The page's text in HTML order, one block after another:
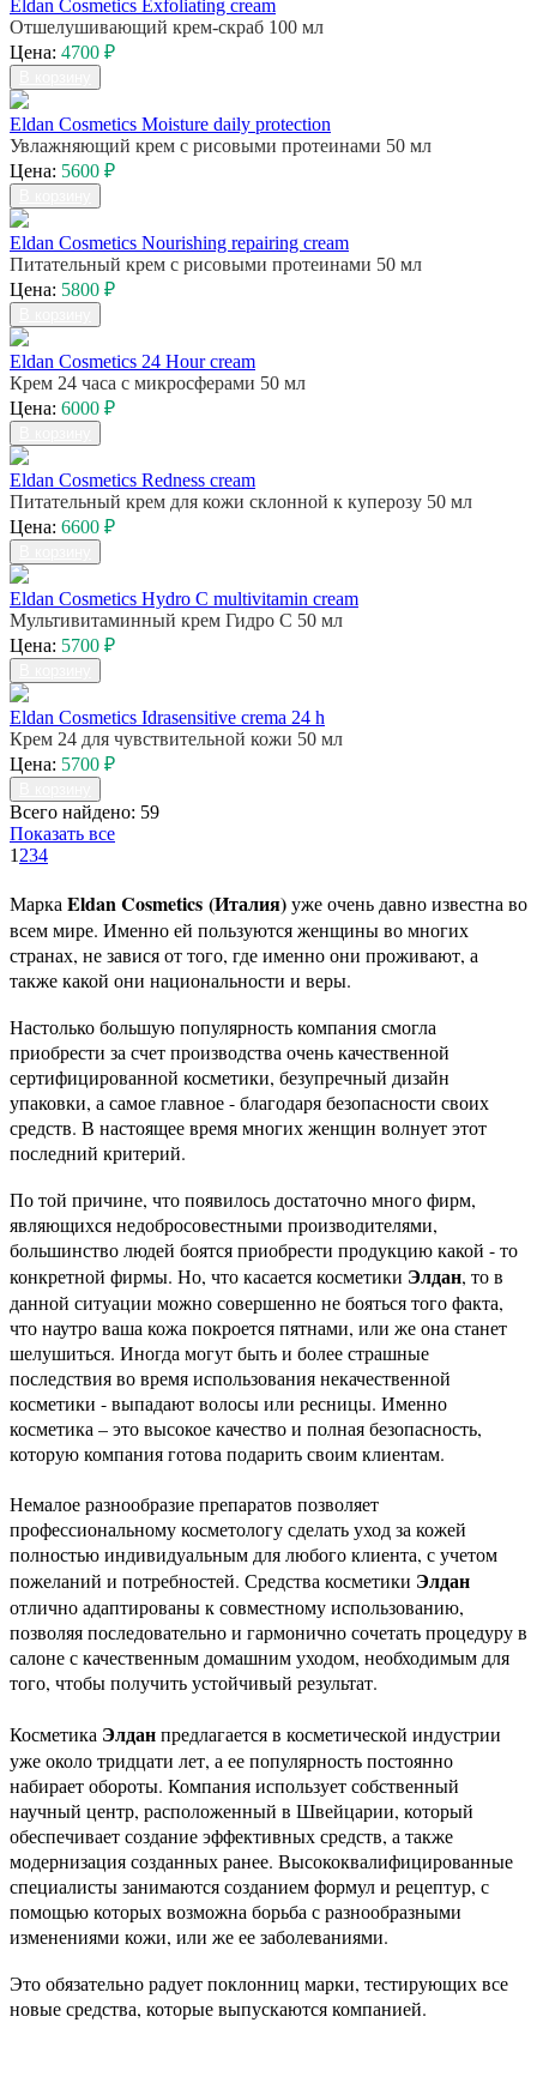
Eldan Cosmetics Exfoliating cream
Отшелушивающий крем-скраб 100 мл
Цена: 4700 ₽
Eldan Cosmetics Moisture daily protection
Увлажняющий крем с рисовыми протеинами 50 мл
Цена: 5600 ₽
Eldan Cosmetics Nourishing repairing cream
Питательный крем с рисовыми протеинами 50 мл
Цена: 5800 ₽
Eldan Cosmetics 24 Hour cream
Крем 24 часа с микросферами 50 мл
Цена: 6000 ₽
Eldan Cosmetics Redness cream
Питательный крем для кожи склонной к куперозу 50 мл
Цена: 6600 ₽
Eldan Cosmetics Hydro C multivitamin cream
Мультивитаминный крем Гидро С 50 мл
Цена: 5700 ₽
Eldan Cosmetics Idrasensitive crema 24 h
Крем 24 для чувствительной кожи 50 мл
Цена: 5700 ₽
Всего найдено: 59
Показать все
1 234
Марка Eldan Cosmetics (Италия)уже очень давно известна во
всем мире. Именно ей пользуются женщины во многих
странах, не завися от того, где именно они проживают, а
также какой они национальности и веры.
Настолько большую популярность компания смогла
приобрести за счет производства очень качественной
сертифицированной косметики, безупречный дизайн
упаковки, а самое главное - благодаря безопасности своих
средств. В настоящее время многих женщин волнует этот
последний критерий.
По той причине, что появилось достаточно много фирм,
являющихся недобросовестными производителями,
большинство людей боятся приобрести продукцию какой - то
конкретной фирмы. Но, что касается косметики Элдан, то в
данной ситуации можно совершенно не бояться того факта,
что наутро ваша кожа покроется пятнами, или же она станет
шелушиться. Иногда могут быть и более страшные
последствия во время использования некачественной
косметики - выпадают волосы или ресницы. Именно
косметика – это высокое качество и полная безопасность,
которую компания готова подарить своим клиентам.
Немалое разнообразие препаратов позволяет
профессиональному косметологу сделать уход за кожей
полностью индивидуальным для любого клиента, с учетом
пожеланий и потребностей. Средства косметики Элдан
отлично адаптированы к совместному использованию,
позволяя последовательно и гармонично сочетать процедуру в
салоне с качественным домашним уходом, необходимым для
того, чтобы получить устойчивый результат.
Косметика Элданпредлагается в косметической индустрии
уже около тридцати лет, а ее популярность постоянно
набирает обороты. Компания использует собственный
научный центр, расположенный в Швейцарии, который
обеспечивает создание эффективных средств, а также
модернизация созданных ранее. Высококвалифицированные
специалисты занимаются созданием формул и рецептур, с
помощью которых возможна борьба с разнообразными
изменениями кожи, или же ее заболеваниями.
Это обязательно радует поклонниц марки, тестирующих все
новые средства, которые выпускаются компанией.